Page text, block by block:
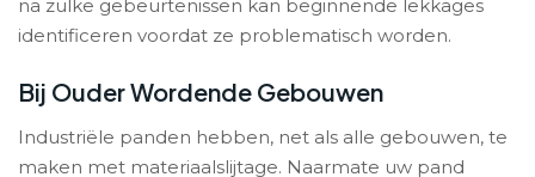
na zulke gebeurtenissen kan beginnende lekkages
identificeren voordat ze problematisch worden.
Bij Ouder Wordende Gebouwen
Industriële panden hebben, net als alle gebouwen, te
maken met materiaalslijtage. Naarmate uw pand